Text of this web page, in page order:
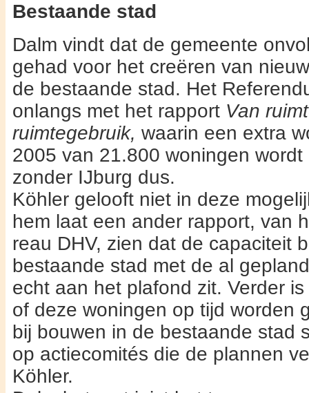
Bestaande stad
Dalm vindt dat de gemeente
gehad voor het creëren van
de bestaande stad. Het
onlangs met het rap­port Van
ruimtege­bruik, waarin een extra
2005 van 21.800 woningen
zonder IJ­burg dus.
Köhler gelooft niet in deze
hem laat een an­der rapport, van
reau DHV, zien dat de capaciteit
bestaande stad met de al
echt aan het plafond zit. Verder
of deze woningen op tijd wor­den
bij bouwen in de bestaande stad
op actiecomités die de plannen
Köhler.